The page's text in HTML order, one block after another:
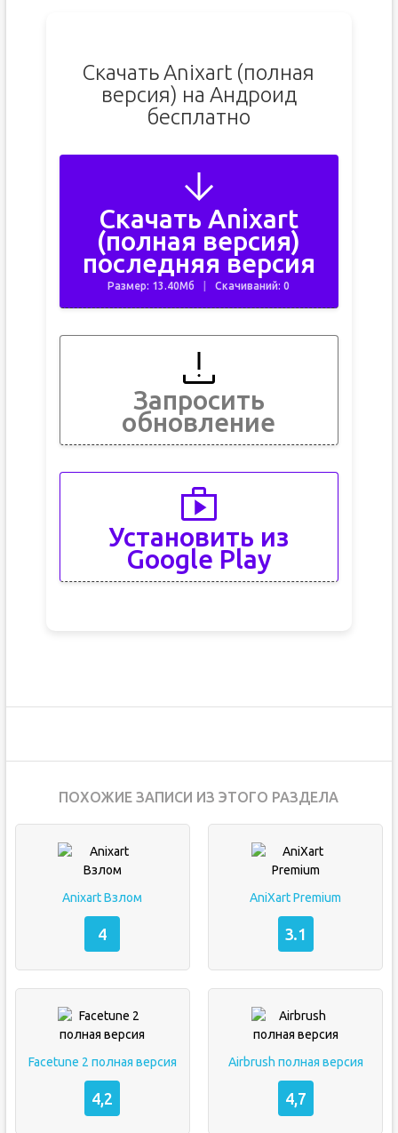
Скачать Anixart (полная
версия) на Андроид
бесплатно
Скачать Anixart
(полная версия)
последняя версия
Размер: 13.40Мб Скачиваний: 0
Запросить
обновление
Установить из
Google Play
ПОХОЖИЕ ЗАПИСИ ИЗ ЭТОГО РАЗДЕЛА
Anixart Взлом
4
AniXart Premium
3.1
Facetune 2 полная версия
4,2
Airbrush полная версия
4,7